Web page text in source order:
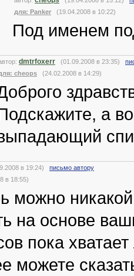
для: Panker (19.04.2008 в 10:22)
Под именем
dmtrfoxerr (01.09.2008 в 23:35)
cheops (24.02.2008 в 14:29)
а
в 19:24) письмо автору
в 18:55)
можно
на основе
пока
можете